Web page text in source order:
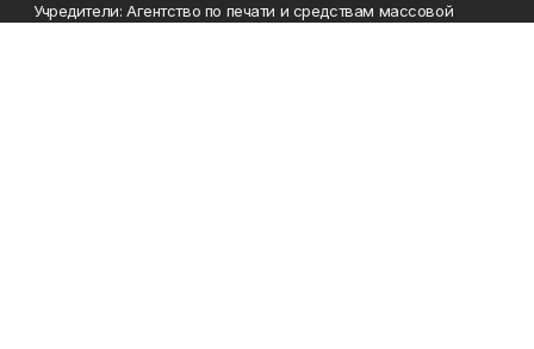
Учредители: Агентство по печати и средствам массовой